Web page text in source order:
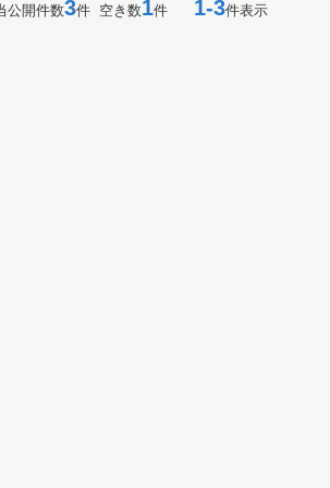
公開件数3件 空き数1件 1-3件表示